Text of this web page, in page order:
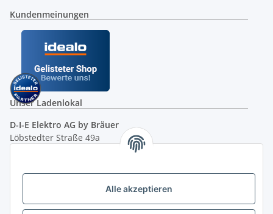
Alle akzeptieren
Kundenmeinungen
Unser Ladenlokal
D-I-E Elektro AG by Bräuer
Löbstedter Straße 49a
( siehe Google-Maps )
Öffnungszeiten:
10.00 - 18.00 Uhr